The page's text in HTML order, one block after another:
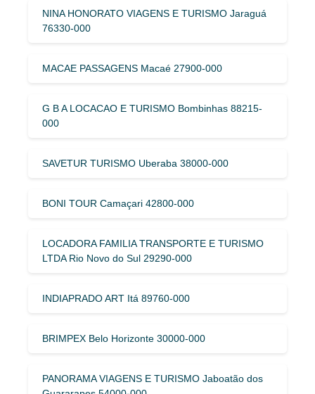
NINA HONORATO VIAGENS E TURISMO Jaraguá
76330-000
MACAE PASSAGENS Macaé 27900-000
G B A LOCACAO E TURISMO Bombinhas 88215-
000
SAVETUR TURISMO Uberaba 38000-000
BONI TOUR Camaçari 42800-000
LOCADORA FAMILIA TRANSPORTE E TURISMO
LTDA Rio Novo do Sul 29290-000
INDIAPRADO ART Itá 89760-000
BRIMPEX Belo Horizonte 30000-000
PANORAMA VIAGENS E TURISMO Jaboatão dos